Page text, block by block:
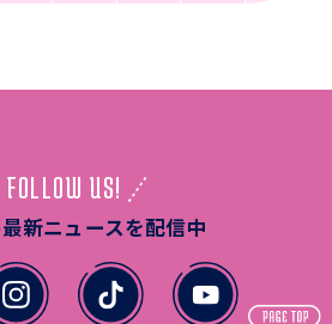
FOLLOW US!
新ニュースを配信中